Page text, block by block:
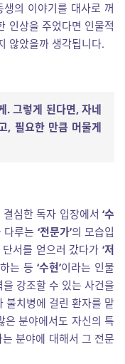
의 이야기를 대사로 꺼
인상을 주었다면 인물적
않았을까 생각됩니다.
.그렇게 된다면,자네
, 필요한 만큼 머물게
심한 독자 입장에서 ‘수
다루는 ‘전문가’의 모습입
서를 얻으러 갔다가 ‘저
는 등 ‘수현’이라는 인물
강조할 수 있는 사건을
불치병에 걸린 환자를 맡
은 분야에서도 자신의 특
는 분야에 대해서 그 전문